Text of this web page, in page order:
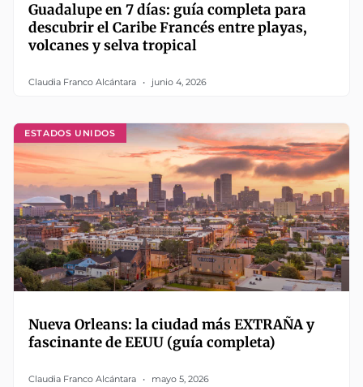
Guadalupe en 7 días: guía completa para
descubrir el Caribe Francés entre playas,
volcanes y selva tropical
Claudia Franco Alcántara junio 4, 2026
ESTADOS UNIDOS
Nueva Orleans: la ciudad más EXTRAÑA y
fascinante de EEUU (guía completa)
Claudia Franco Alcántara mayo 5, 2026